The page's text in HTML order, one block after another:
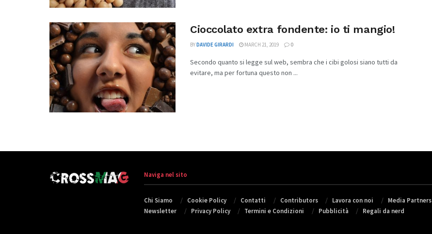
Cioccolato extra fondente: io ti mangio!
BYDAVIDE GIRARDI MARCH 21, 2019 0
Secondo quanto si legge sul web, sembra che i cibi golosi siano tutti da
evitare, ma per fortuna questo non ...
Naviga nel sito
Chi Siamo Cookie Policy Contatti Contributors Lavora con noi
Media Partners
Newsletter
Privacy Policy Termini e Condizioni Pubblicità Regali da nerd